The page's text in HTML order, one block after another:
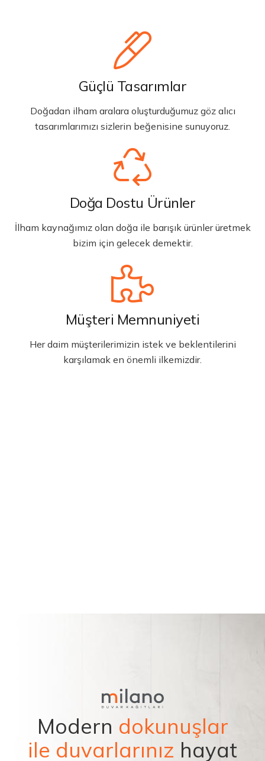
Güçlü Tasarımlar
Doğadan ilham aralara oluşturduğumuz göz alıcı
tasarımlarımızı sizlerin beğenisine sunuyoruz.
Doğa Dostu Ürünler
İlham kaynağımız olan doğa ile barışık ürünler üretmek
bizim için gelecek demektir.
Müşteri Memnuniyeti
Her daim müşterilerimizin istek ve beklentilerini
karşılamak en önemli ilkemizdir.
Modern dokunuşlar
ile duvarlarınız hayat